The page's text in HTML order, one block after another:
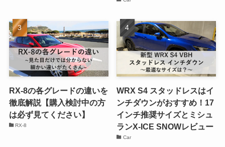
RX-8の各グレードの違いを
徹底解説【購入検討中の方
は必ず見てください】
RX-8
WRX S4 スタッドレスはイ
ンチダウンがおすすめ！17
インチ推奨サイズとミシュ
ランX-ICE SNOWレビュー
Car